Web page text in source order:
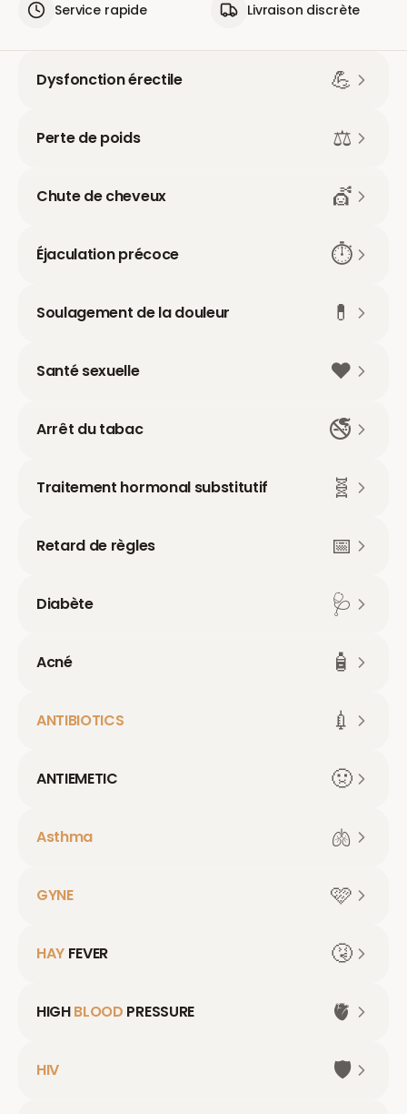
Service rapide Livraison discrète
Dysfonction érectile 💪
Perte de poids ⚖️
Chute de cheveux 💇
Éjaculation précoce ⏱️
Soulagement de la douleur 💊
Santé sexuelle ❤️
Arrêt du tabac 🚭
Traitement hormonal substitutif 🧬
Retard de règles 📅
Diabète 🩺
Acné 🧴
ANTIBIOTICS 💉
ANTIEMETIC 🤢
Asthma 🫁
GYNE 🩷
HAY FEVER 🤧
HIGHBLOOD PRESSURE 🫀
HIV
🛡️